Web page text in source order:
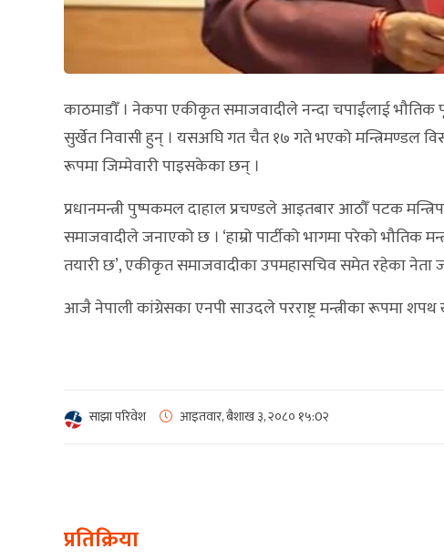
काठमाडौँ । नेकपा एकीकृत समाजवादीले नन्दा चपाईंलाई भौतिक
सुर्खेत निवासी हुन् । यसअघि गत चैत १७ गते भएको मन्त्रिमण्डल
रूपमा जिम्मेवारी पाइसकेका छन् ।
प्रधानमन्त्री पुष्पकमल दाहाल प्रचण्डले आइतबार आठौँ पटक
समाजवादीले जनाएको छ । ‘हाम्रो पार्टीको भागमा परेको
तयारी छ’, एकीकृत समाजवादीका उपमहासचिव समेत रहेका नेता
आजै नेपाली कांग्रेसका एनपी साउदले परराष्ट्र मन्त्रीका रूपमा
साझा परिवेश आइतवार, बैशाख ३, २०८० १५:0२
प्रतिक्रिया